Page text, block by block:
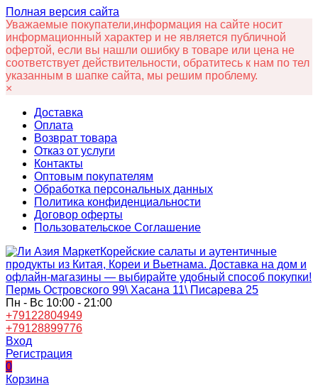
Полная версия сайта
Уважаемые покупатели,информация на сайте носит
информационный характер и не является публичной
офертой, если вы нашли ошибку в товаре или цена не
соответствует действительности, обратитесь к нам по тел
указанным в шапке сайта, мы решим проблему.
×
Доставка
Оплата
Возврат товара
Отказ от услуги
Контакты
Оптовым покупателям
Обработка персональных данных
Политика конфиденциальности
Договор оферты
Пользовательское Соглашение
Корейские салаты и аутентичные
продукты из Китая, Кореи и Вьетнама. Доставка на дом и
офлайн‑магазины — выбирайте удобный способ покупки!
Пермь Островского 99\ Хасана 11\ Писарева 25
Пн - Вс 10:00 - 21:00
+79122804949
+79128899776
Вход
Регистрация
0
Корзина